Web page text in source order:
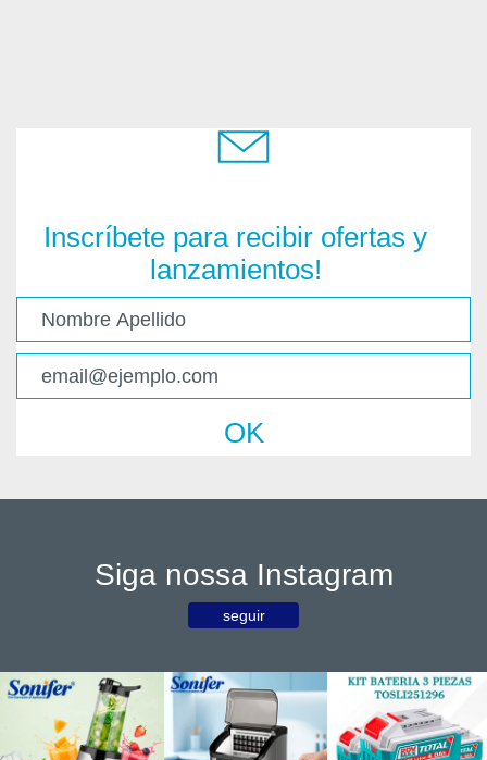
Inscríbete para recibir ofertas y
lanzamientos!
OK
Siga nossa Instagram
seguir